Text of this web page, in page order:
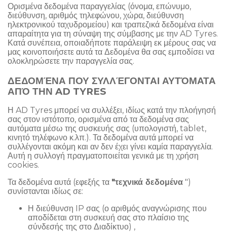
Ορισμένα δεδομένα παραγγελίας (όνομα, επώνυμο,
διεύθυνση, αριθμός τηλεφώνου, χώρα, διεύθυνση
ηλεκτρονικού ταχυδρομείου) και τραπεζικά δεδομένα είναι
απαραίτητα για τη σύναψη της σύμβασης με την AD Tyres.
Κατά συνέπεια, οποιαδήποτε παράλειψη εκ μέρους σας να
μας κοινοποιήσετε αυτά τα Δεδομένα θα σας εμποδίσει να
ολοκληρώσετε την παραγγελία σας.
ΔΕΔΟΜΈΝΑ ΠΟΥ ΣΥΛΛΈΓΟΝΤΑΙ ΑΥΤΌΜΑΤΑ
ΑΠΌ ΤΗΝ AD TYRES
Η AD Tyres μπορεί να συλλέξει, ιδίως κατά την πλοήγησή
σας στον ιστότοπο, ορισμένα από τα δεδομένα σας
αυτόματα μέσω της συσκευής σας (υπολογιστή, tablet,
κινητό τηλέφωνο κ.λπ.). Τα δεδομένα αυτά μπορεί να
συλλέγονται ακόμη και αν δεν έχει γίνει καμία παραγγελία.
Αυτή η συλλογή πραγματοποιείται γενικά με τη χρήση
cookies.
Τα δεδομένα αυτά (εφεξής τα "τεχνικά δεδομένα ")
συνίστανται ιδίως σε:
Η διεύθυνση IP σας (ο αριθμός αναγνώρισης που
αποδίδεται στη συσκευή σας στο πλαίσιο της
σύνδεσής της στο Διαδίκτυο) ,